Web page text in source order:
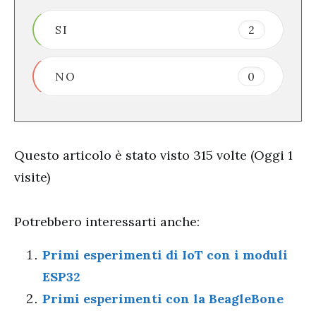
SI 2
NO 0
Questo articolo è stato visto 315 volte (Oggi 1
visite)
Potrebbero interessarti anche:
Primi esperimenti di IoT con i moduli
ESP32
Primi esperimenti con la BeagleBone